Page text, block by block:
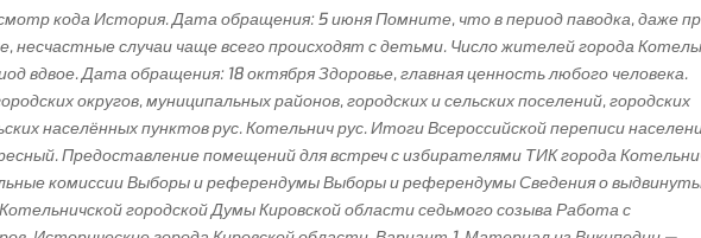
кода История. Дата обращения: 5 июня Помните, что в период паводка, даже
несчастные случаи чаще всего происходят с детьми. Число жителей города
вдвое. Дата обращения: 18 октября Здоровье, главная ценность любого человека.
округов, муниципальных районов, городских и сельских поселений, городских
населённых пунктов рус. Котельнич рус. Итоги Всероссийской переписи
Предоставление помещений для встреч с избирателями ТИК города
комиссии Выборы и референдумы Выборы и референдумы Сведения о
городской Думы Кировской области седьмого созыва Работа с